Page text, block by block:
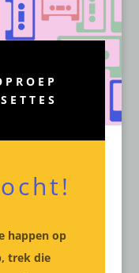
happen op
trek die